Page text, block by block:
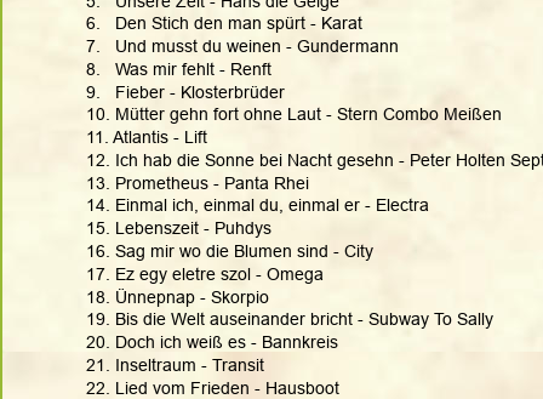
6.   Den Stich den man spürt - Karat
7.   Und musst du weinen - Gundermann
8.   Was mir fehlt - Renft
9.   Fieber - Klosterbrüder
10. Mütter gehn fort ohne Laut - Stern Combo Meißen
11. Atlantis - Lift
12. Ich hab die Sonne bei Nacht gesehn - Peter Holten
13. Prometheus - Panta Rhei
14. Einmal ich, einmal du, einmal er - Electra
15. Lebenszeit - Puhdys
16. Sag mir wo die Blumen sind - City
17. Ez egy eletre szol - Omega
18. Ünnepnap - Skorpio
19. Bis die Welt auseinander bricht - Subway To Sally
20. Doch ich weiß es - Bannkreis
21. Inseltraum - Transit
22. Lied vom Frieden - Hausboot